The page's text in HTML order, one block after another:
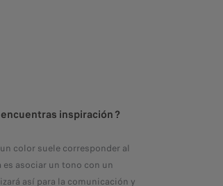
inspiración ?
color suele corresponder al
asociar un tono con un
así para la comunicación y